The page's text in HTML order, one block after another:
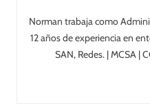
Norman trabaja como
12 años de experiencia en
SAN, Redes. | MCSA |